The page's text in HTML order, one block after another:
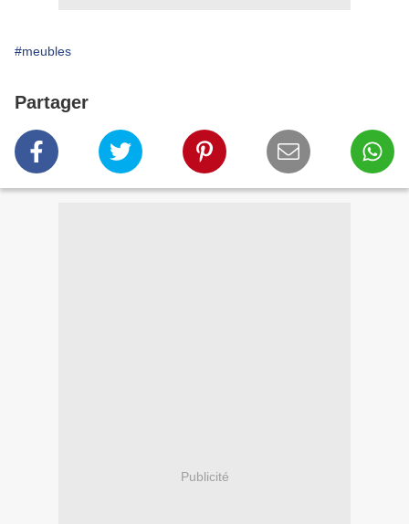
#meubles
Partager
Publicité